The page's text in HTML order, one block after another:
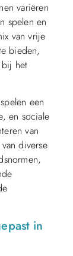
variëren
spelen en
van vrije
bieden,
bij het
een
en sociale
van
diverse
in